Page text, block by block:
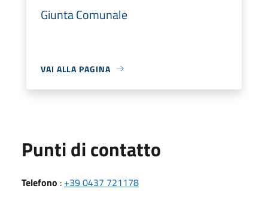
Giunta Comunale
VAI ALLA PAGINA
Punti di contatto
Telefono : +39 0437 721178